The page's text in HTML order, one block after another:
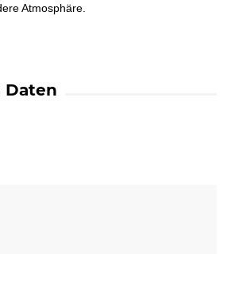
Atmosphäre.
Daten